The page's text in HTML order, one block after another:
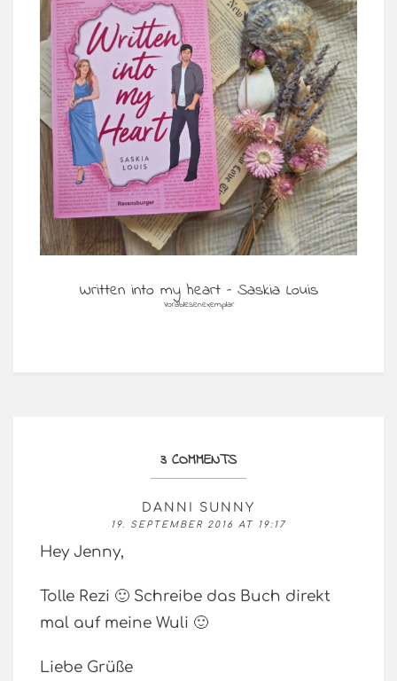
Written into my heart – Saskia Louis
Vorablesenexemplar
3 COMMENTS
DANNI SUNNY
19. SEPTEMBER 2016 AT 19:17
Hey Jenny,
Tolle Rezi 🙂 Schreibe das Buch direkt
mal auf meine Wuli 🙂
Liebe Grüße